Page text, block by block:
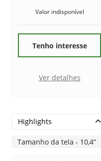
Valor indisponível
Tenho interesse
Ver detalhes
Highlights
Tamanho da tela - 10,4”